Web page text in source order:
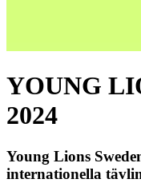
YOUNG
2024
Young Lions
internationella